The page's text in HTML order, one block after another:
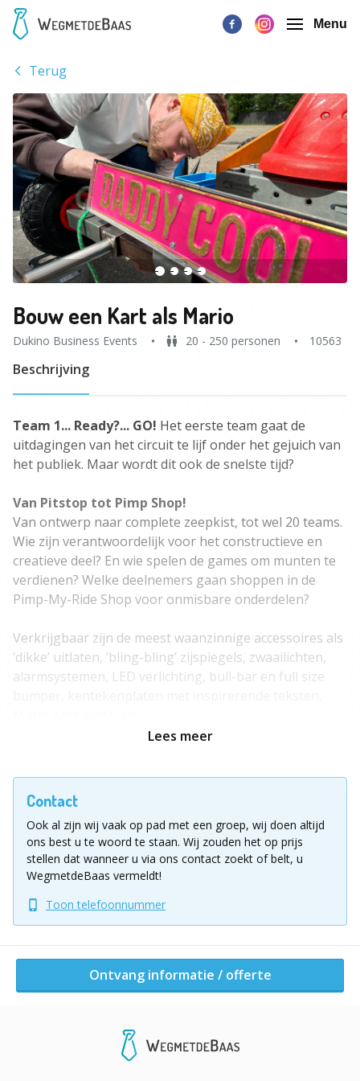
Menu
Terug
Bouw een Kart als Mario
Dukino Business Events 20 - 250 personen 10563
Beschrijving
Team 1... Ready?... GO! Het eerste team gaat de
uitdagingen van het circuit te lijf onder het gejuich van
het publiek. Maar wordt dit ook de snelste tijd?
Van Pitstop tot Pimp Shop!
Van ontwerp naar complete zeepkist, tot wel 20 teams.
Wie zijn verantwoordelijk voor het constructieve en
creatieve deel? En wie spelen de games om munten te
verdienen? Welke deelnemers gaan shoppen in de
Pimp-My-Ride Shop voor onmisbare onderdelen?
Verkrijgbaar zijn de meest waanzinnige accessoires als
’dikke’ uitlaten, ’bling-bling’ zijspiegels, zwaailichten,
alarmsystemen, LED verlichting, bull-bar en full size
In een waanzinnig spannende tijdrit voeren de
chauffeurs een aantal zenuwslopende opdrachten uit
met de zeepkist. Een combinatie van techniek,
vernuftige uitvoering en snelheid maakt een winnend
zeepkisten team…
Een remwegtest wordt gevolgd door een
chauffeurswissel, waarna een foutloze slalom leidt
naar de whoop-de-doo’s en scherpe bochten in het
worden erbij opgeteld? Kortom… Wélk team wint de
Vul voor meer informatie of vrijblijvende offerte over
dit bedrijfsuitje/ teamuitje het aanvraagformulier in!
Lees meer
Contact
Ook al zijn wij vaak op pad met een groep, wij doen altijd
ons best u te woord te staan. Wij zouden het op prijs
stellen dat wanneer u via ons contact zoekt of belt, u
WegmetdeBaas vermeldt!
Toon telefoonnummer
Ontvang informatie / offerte